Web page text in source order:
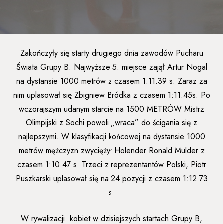
Zakończyły się starty drugiego dnia zawodów Pucharu
Świata Grupy B. Najwyższe 5. miejsce zajął Artur Nogal
na dystansie 1000 metrów z czasem 1:11.39 s. Zaraz za
nim uplasował się Zbigniew Bródka z czasem 1:11:45s. Po
wczorajszym udanym starcie na 1500 METRÓW Mistrz
Olimpijski z Sochi powoli „wraca” do ścigania się z
najlepszymi. W klasyfikacji końcowej na dystansie 1000
metrów mężczyzn zwyciężył Holender Ronald Mulder z
czasem 1:10.47 s. Trzeci z reprezentantów Polski, Piotr
Puszkarski uplasował się na 24 pozycji z czasem 1:12.73
s.
W rywalizacji kobiet w dzisiejszych startach Grupy B,